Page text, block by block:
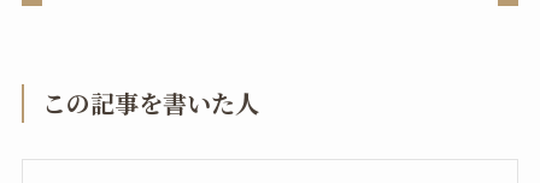
この記事を書いた人